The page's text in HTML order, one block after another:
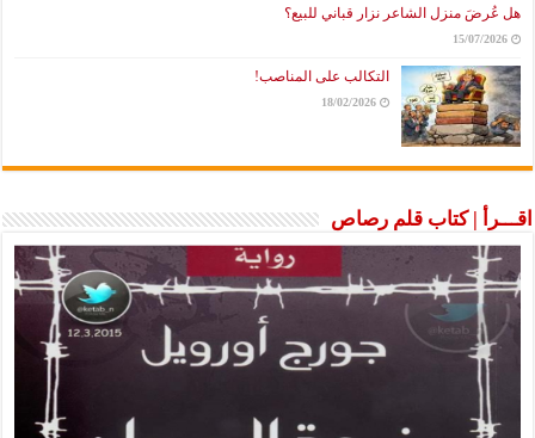
هل عُرضَ منزل الشاعر نزار قباني للبيع؟
15/07/2026
التكالب على المناصب!
18/02/2026
اقـــرأ | كتاب قلم رصاص